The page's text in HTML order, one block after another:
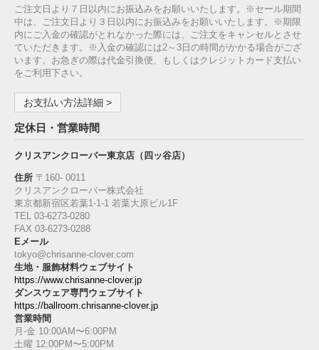
ご注文日より７日以内にお振込みをお願いいたします。※セール期間
中は、ご注文日より３日以内にお振込みをお願いいたします。※期限
内にご入金の確認がとれなかった際には、ご注文をキャンセルとさせ
ていただきます。※入金の確認には2～3日の時間がかかる場合がござ
います。お急ぎの際は代金引換便、もしくはクレジットカード支払い
をご利用下さい。
お支払い方法詳細 >
定休日・営業時間
クリスアンクローバー東京店（四ッ谷店）
住所 〒160‐ 0011
クリスアンクローバー株式会社
東京都新宿区若葉1‐1-1 若葉大原ビル1F
TEL 03-6273-0280
FAX 03-6273-0288
Eメール
tokyo@chrisanne-clover.com
生地・服飾材料ウェブサイト
https://www.chrisanne-clover.jp
ダンスウェア専門ウェブサイト
https://ballroom.chrisanne-clover.jp
営業時間
月-金 10:00AM〜6:00PM
土曜 12:00PM〜5:00PM